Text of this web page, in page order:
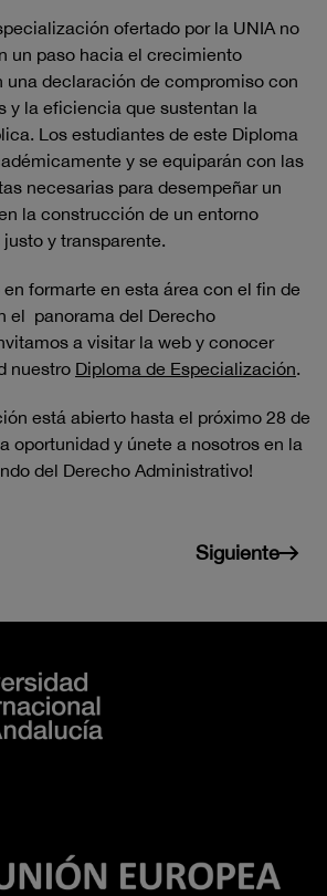
ofertado por la UNIA no
un paso hacia el crecimiento
una declaración de compromiso con
y la eficiencia que sustentan la
Los estudiantes de este Diploma
y se equiparán con las
necesarias para desempeñar un
la construcción de un entorno
y transparente.
formarte en esta área con el fin de
el panorama del Derecho
a visitar la web y conocer
nuestro Diploma de Especialización.
está abierto hasta el próximo 28 de
oportunidad y únete a nosotros en la
del Derecho Administrativo!
Siguiente